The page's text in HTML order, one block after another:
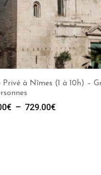
Privé à Nîmes (1 à 10h) –
€ – 729.00€